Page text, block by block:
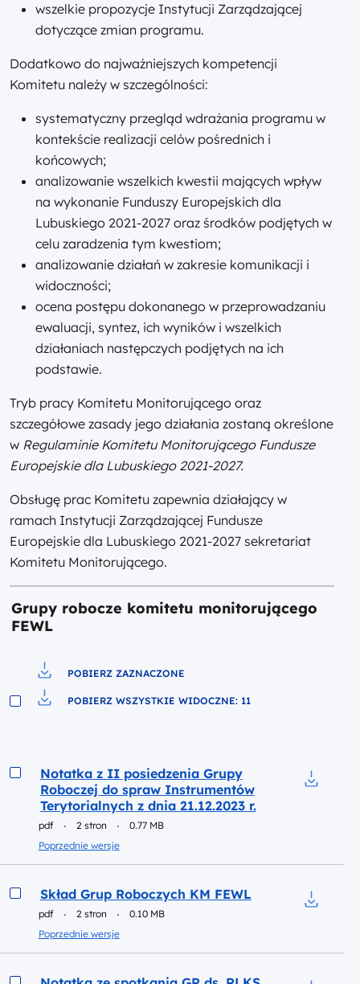
wszelkie propozycje Instytucji Zarządzającej
dotyczące zmian programu.
Dodatkowo do najważniejszych kompetencji
Komitetu należy w szczególności:
systematyczny przegląd wdrażania programu w
kontekście realizacji celów pośrednich i
końcowych;
analizowanie wszelkich kwestii mających wpływ
na wykonanie Funduszy Europejskich dla
Lubuskiego 2021-2027 oraz środków podjętych w
celu zaradzenia tym kwestiom;
analizowanie działań w zakresie komunikacji i
widoczności;
ocena postępu dokonanego w przeprowadzaniu
ewaluacji, syntez, ich wyników i wszelkich
działaniach następczych podjętych na ich
podstawie.
Tryb pracy Komitetu Monitorującego oraz
szczegółowe zasady jego działania zostaną określone
w Regulaminie Komitetu Monitorującego Fundusze
Europejskie dla Lubuskiego 2021-2027.
Obsługę prac Komitetu zapewnia działający w
ramach Instytucji Zarządzającej Fundusze
Europejskie dla Lubuskiego 2021-2027 sekretariat
Komitetu Monitorującego.
Grupy robocze komitetu monitorującego
FEWL
Pobierz do pliku
POBIERZ ZAZNACZONE
POBIERZ WSZYSTKIE WIDOCZNE: 11
Podgląd
Notatka z II posiedzenia Grupy
Roboczej do spraw Instrumentów
Terytorialnych z dnia 21.12.2023 r.
pdf 2 stron
0.77 MB
Poprzednie wersje
Podgląd
Skład Grup Roboczych KM FEWL
pdf 2 stron
0.10 MB
Poprzednie wersje
Podgląd